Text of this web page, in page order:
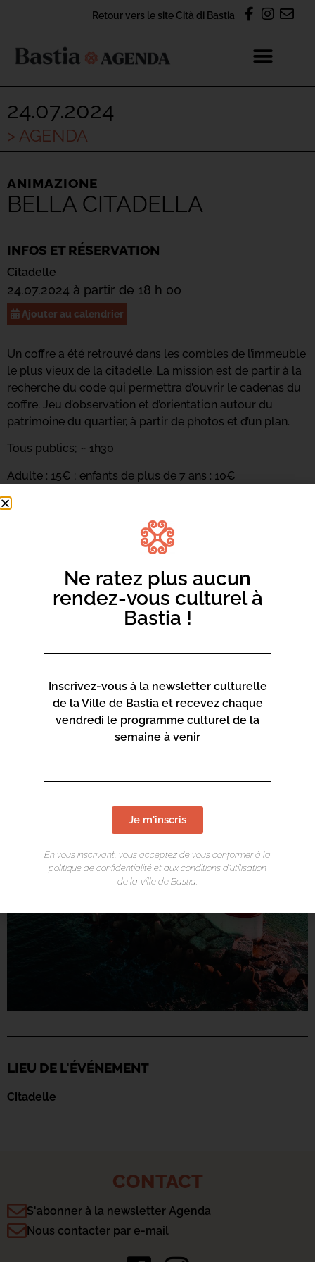
Retour vers le site Cità di Bastia
24.07.2024
> AGENDA
ANIMAZIONE
BELLA CITADELLA
INFOS ET RÉSERVATION
Citadelle
24.07.2024 à partir de 18 h 00
Ajouter au calendrier
Un coffre a été retrouvé dans les combles de l’immeuble
le plus vieux de la citadelle. La mission est de partir à la
recherche du code qui permettra d’ouvrir le cadenas du
coffre. Jeu d’observation et d’orientation autour du
patrimoine du quartier, à partir de photos et d’un plan.
Tous publics; ~ 1h30
Adulte : 15€ ; enfants de plus de 7 ans : 10€
INSCRIPTION OBLIGATOIRE : 06 11 13 26 47 /
Le jeu continue sur instagram (isles.co) et facebook
LIEU DE L'ÉVÉNEMENT
Citadelle
CONTACT
S'abonner à la newsletter Agenda
Nous contacter par e-mail
Ne ratez plus aucun
rendez-vous culturel à
Bastia !
Inscrivez-vous à la newsletter culturelle
de la Ville de Bastia et recevez chaque
vendredi le programme culturel de la
semaine à venir
Je m'inscris
En vous inscrivant, vous acceptez de vous conformer à la
politique de confidentialité et aux conditions d’utilisation
de la Ville de Bastia.